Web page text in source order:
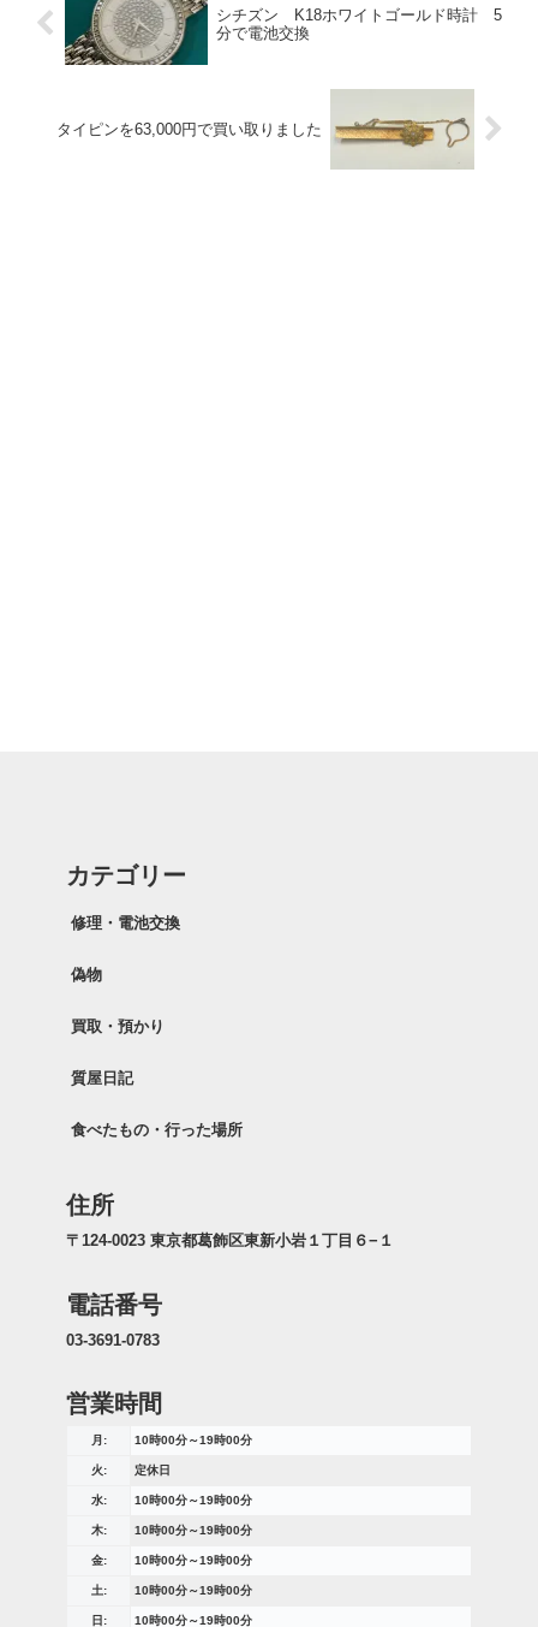
シチズン K18ホワイトゴールド時計 5
分で電池交換
タイピンを63,000円で買い取りました
カテゴリー
修理・電池交換
偽物
買取・預かり
質屋日記
食べたもの・行った場所
住所
〒124-0023 東京都葛飾区東新小岩１丁目６−１
電話番号
03-3691-0783
営業時間
月: 10時00分～19時00分
火: 定休日
水: 10時00分～19時00分
木: 10時00分～19時00分
金: 10時00分～19時00分
土: 10時00分～19時00分
日: 10時00分～19時00分